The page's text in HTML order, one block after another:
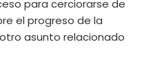
para cerciorarse de
el progreso de la
asunto relacionado